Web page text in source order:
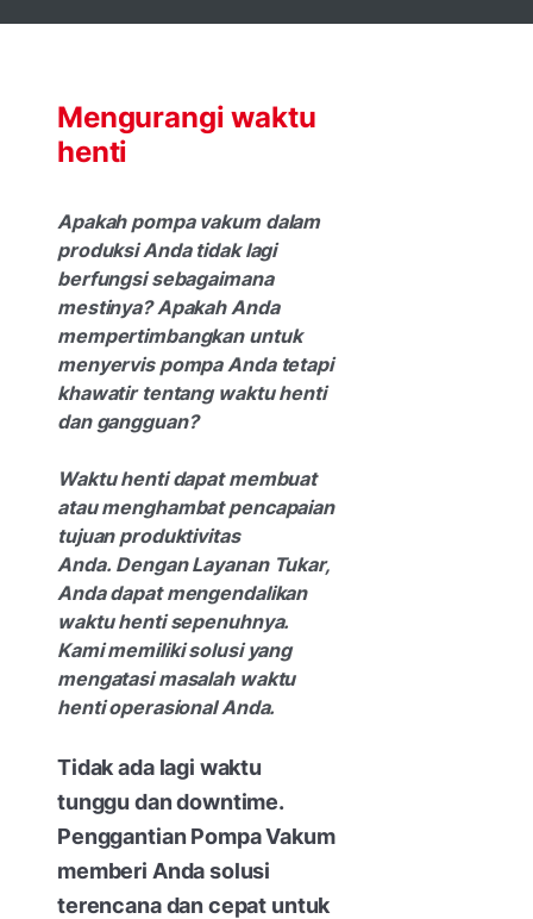
Mengurangi waktu
henti
Apakah pompa vakum dalam
produksi Anda tidak lagi
berfungsi sebagaimana
mestinya? Apakah Anda
mempertimbangkan untuk
menyervis pompa Anda tetapi
khawatir tentang waktu henti
dan gangguan?
Waktu henti dapat membuat
atau menghambat pencapaian
tujuan produktivitas
Anda. Dengan Layanan Tukar,
Anda dapat mengendalikan
waktu henti sepenuhnya.
Kami memiliki solusi yang
mengatasi masalah waktu
henti operasional Anda.
Tidak ada lagi waktu
tunggu dan downtime.
Penggantian Pompa Vakum
memberi Anda solusi
terencana dan cepat untuk